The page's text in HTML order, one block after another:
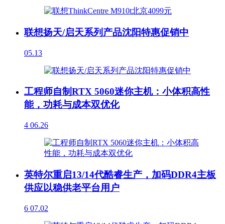
联想扬天/启天系列产品沈阳特惠促销中
05.13
工程师自制RTX 5060迷你主机：小体积高性
能，功耗与成本双优化
4 06.26
英特尔重启13/14代酷睿生产，加码DDR4主板
供应以稳供老平台用户
6 07.02